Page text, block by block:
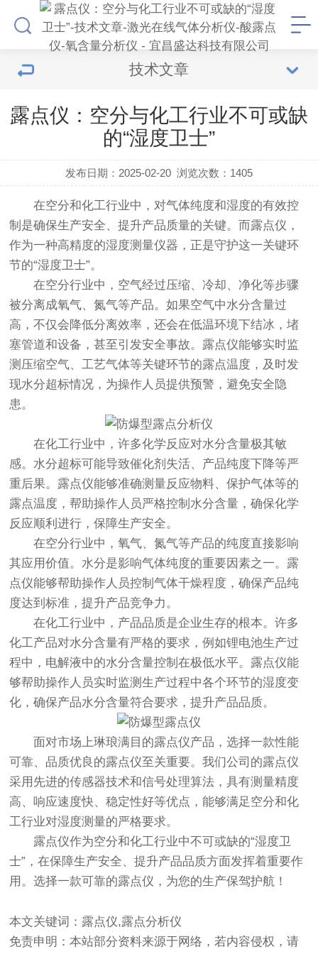
技术文章
露点仪：空分与化工行业不可或缺
的“湿度卫士”
发布日期：2025-02-20 浏览次数： 1405
在空分和化工行业中，对气体纯度和湿度的有效控
制是确保生产安全、提升产品质量的关键。而露点仪，
作为一种高精度的湿度测量仪器，正是守护这一关键环
节的“湿度卫士”。
在空分行业中，空气经过压缩、冷却、净化等步骤
被分离成氧气、氮气等产品。如果空气中水分含量过
高，不仅会降低分离效率，还会在低温环境下结冰，堵
塞管道和设备，甚至引发安全事故。露点仪能够实时监
测压缩空气、工艺气体等关键环节的露点温度，及时发
现水分超标情况，为操作人员提供预警，避免安全隐
患。
在化工行业中，许多化学反应对水分含量极其敏
感。水分超标可能导致催化剂失活、产品纯度下降等严
重后果。露点仪能够准确测量反应物料、保护气体等的
露点温度，帮助操作人员严格控制水分含量，确保化学
反应顺利进行，保障生产安全。
在空分行业中，氧气、氮气等产品的纯度直接影响
其应用价值。水分是影响气体纯度的重要因素之一。露
点仪能够帮助操作人员控制气体干燥程度，确保产品纯
度达到标准，提升产品竞争力。
在化工行业中，产品品质是企业生存的根本。许多
化工产品对水分含量有严格的要求，例如锂电池生产过
程中，电解液中的水分含量控制在极低水平。露点仪能
够帮助操作人员实时监测生产过程中各个环节的湿度变
化，确保产品水分含量符合要求，提升产品品质。
面对市场上琳琅满目的露点仪产品，选择一款性能
可靠、品质优良的露点仪至关重要。我们公司的露点仪
采用先进的传感器技术和信号处理算法，具有测量精度
高、响应速度快、稳定性好等优点，能够满足空分和化
工行业对湿度测量的严格要求。
露点仪作为空分和化工行业中不可或缺的“湿度卫
士”，在保障生产安全、提升产品品质方面发挥着重要作
用。选择一款可靠的露点仪，为您的生产保驾护航！
本文关键词：露点仪,露点分析仪
免责申明：本站部分资料来源于网络，若内容侵权，请